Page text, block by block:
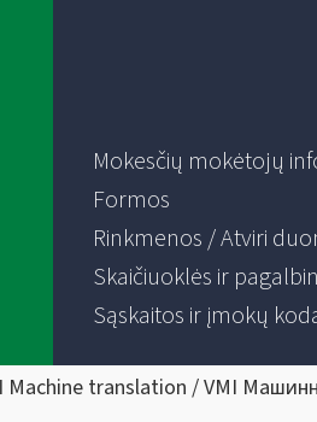
Mokesčių mokėtojų
Formos
Rinkmenos / Atviri
Skaičiuoklės ir
Sąskaitos ir įmokų
Machine translation / VMI